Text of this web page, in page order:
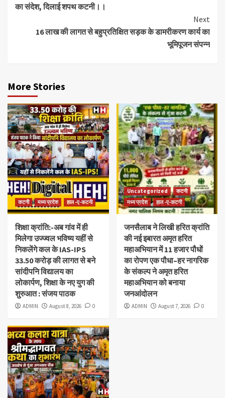
का संदेश, दिलाई शपथ कटनी।।
Next
16 लाख की लागत से बहुप्रतिक्षित सड़क के डामरीकरण कार्य का
भूमिपूजन संपन्न
More Stories
कटनी मध्य प्रदेश हाल -ए-कटनी
शिक्षा क्रांति:-अब गांव में ही
मिलेगा उज्ज्वल भविष्य यहीं से
निकलेंगे कल के IAS-IPS
33.50 करोड़ की लागत से बने
सांदीपनि विद्यालय का
लोकार्पण, शिक्षा के नए युग की
शुरुआत : संजय पाठक
ADMIN August 8, 2026 0
Uncategorized
कटनी
मध्य प्रदेश
हाल -ए-कटनी
जनसैलाब ने लिखी हरित क्रांति
की नई इबारत अमृत हरित
महाअभियान में 11 हजार पौधों
का रोपण एक पौधा–हर नागरिक
के संकल्प ने अमृत हरित
महाअभियान को बनाया
जनआंदोलन
ADMIN August 7, 2026 0